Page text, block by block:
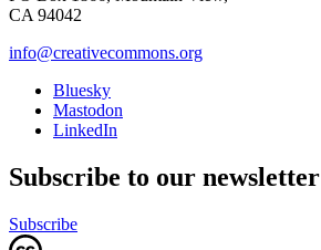
CA 94042
info@creativecommons.org
Bluesky
Mastodon
LinkedIn
Subscribe to our newsletter
Subscribe